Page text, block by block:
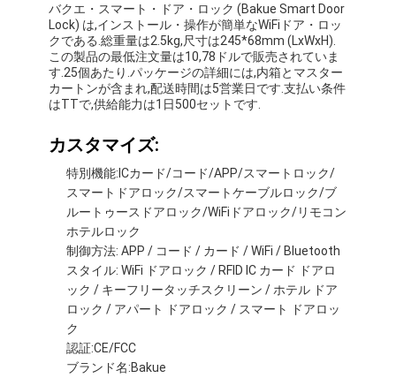
バクエ・スマート・ドア・ロック (Bakue Smart Door
Lock) は,インストール・操作が簡単なWiFiドア・ロッ
クである.総重量は2.5kg,尺寸は245*68mm (LxWxH).
この製品の最低注文量は10,78ドルで販売されていま
す.25個あたり.パッケージの詳細には,内箱とマスター
カートンが含まれ,配送時間は5営業日です.支払い条件
はTTで,供給能力は1日500セットです.
カスタマイズ:
特別機能:ICカード/コード/APP/スマートロック/
スマートドアロック/スマートケーブルロック/ブ
ルートゥースドアロック/WiFiドアロック/リモコン
ホテルロック
制御方法: APP / コード / カード / WiFi / Bluetooth
スタイル: WiFi ドアロック / RFID IC カード ドアロ
ック / キーフリータッチスクリーン / ホテル ドア
ロック / アパート ドアロック / スマート ドアロッ
ク
認証:CE/FCC
ブランド名:Bakue